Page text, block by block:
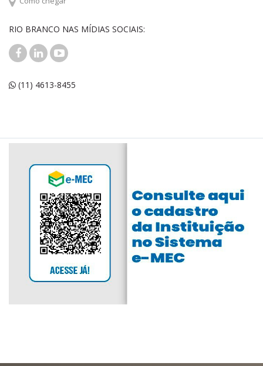
RIO BRANCO NAS MÍDIAS SOCIAIS:
(11) 4613-8455